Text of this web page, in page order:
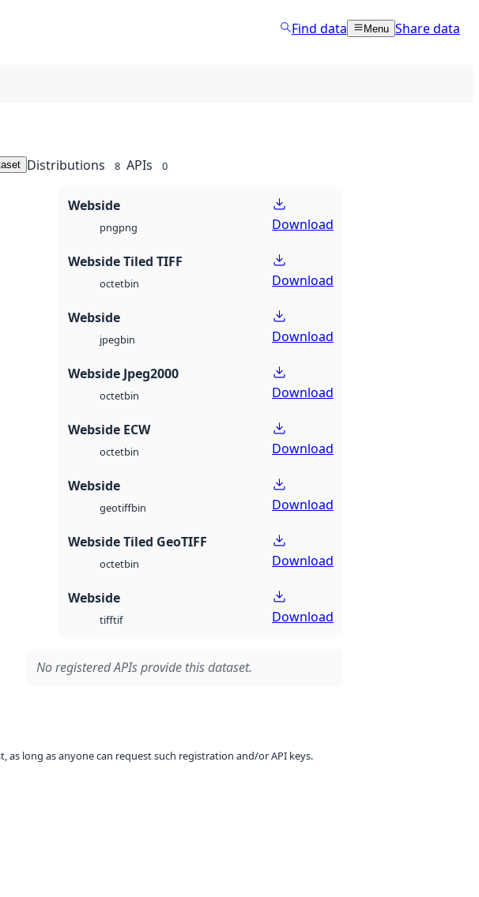
Find data Menu Share data
Distributions 8 APIs 0
Webside
pngpng Download
Webside Tiled TIFF
octetbin Download
Webside
jpegbin Download
Webside Jpeg2000
octetbin Download
Webside ECW
octetbin Download
Webside
geotiffbin Download
Webside Tiled GeoTIFF
octetbin Download
Webside
tifftif Download
No registered APIs provide this dataset.
as long as anyone can request such registration and/or API keys.